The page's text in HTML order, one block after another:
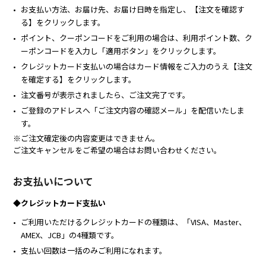
お支払い方法、お届け先、お届け日時を指定し、【注文を確認す
る】をクリックします。
ポイント、クーポンコードをご利用の場合は、利用ポイント数、ク
ーポンコードを入力し「適用ボタン」をクリックします。
クレジットカード支払いの場合はカード情報をご入力のうえ【注文
を確定する】をクリックします。
注文番号が表示されましたら、ご注文完了です。
ご登録のアドレスへ「ご注文内容の確認メール」を配信いたしま
す。
※ご注文確定後の内容変更はできません。
ご注文キャンセルをご希望の場合はお問い合わせください。
お支払いについて
◆クレジットカード支払い
ご利用いただけるクレジットカードの種類は、「VISA、Master、
AMEX、JCB」の4種類です。
支払い回数は一括のみご利用になれます。